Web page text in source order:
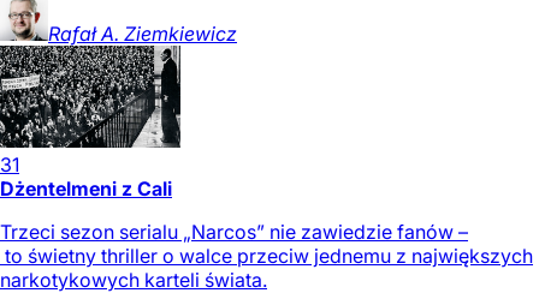
Rafał A. Ziemkiewicz
31
Dżentelmeni z Cali
Trzeci sezon serialu „Narcos” nie zawiedzie fanów –
to świetny thriller o walce przeciw jednemu z największych
narkotykowych karteli świata.